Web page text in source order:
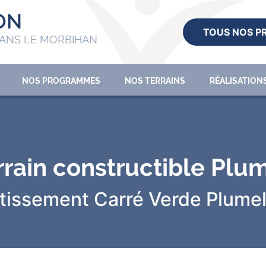
LE MORBIHAN
TOUS NOS
NOS PROGRAMMES NOS TERRAINS
constructible
Carré Verde